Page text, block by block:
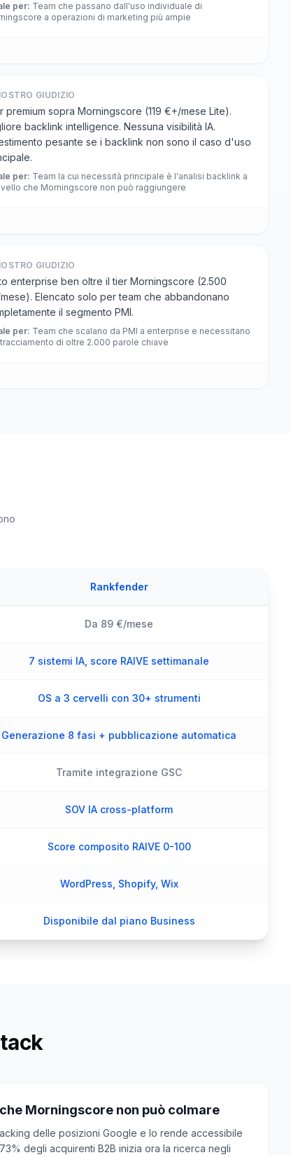
per: Team che passano dall'uso individuale di
a operazioni di marketing più ampie
GIUDIZIO
premium sopra Morningscore (119 €+/mese Lite).
backlink intelligence. Nessuna visibilità IA.
pesante se i backlink non sono il caso d'uso
per: Team la cui necessità principale è l'analisi backlink a
che Morningscore non può raggiungere
GIUDIZIO
enterprise ben oltre il tier Morningscore (2.500
Elencato solo per team che abbandonano
il segmento PMI.
per: Team che scalano da PMI a enterprise e necessitano
di oltre 2.000 parole chiave
Rankfender
Da 89 €/mese
7 sistemi IA, score RAIVE settimanale
OS a 3 cervelli con 30+ strumenti
Generazione 8 fasi + pubblicazione automatica
Tramite integrazione GSC
SOV IA cross-platform
Score composito RAIVE 0-100
WordPress, Shopify, Wix
Disponibile dal piano Business
Morningscore non può colmare
delle posizioni Google e lo rende accessibile
degli acquirenti B2B inizia ora la ricerca negli